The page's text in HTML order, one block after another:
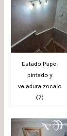
Estado Papel
pintado y
veladura zocalo
(7)